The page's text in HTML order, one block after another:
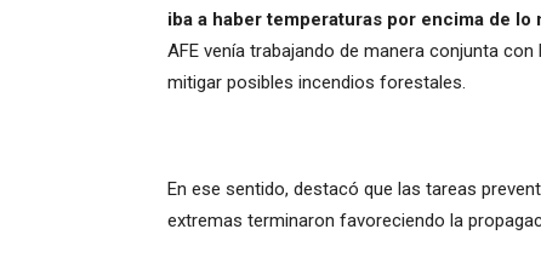
iba a haber temperaturas por encima de lo
AFE venía trabajando de manera conjunta
mitigar posibles incendios forestales.
En ese sentido, destacó que las tareas
extremas terminaron favoreciendo la